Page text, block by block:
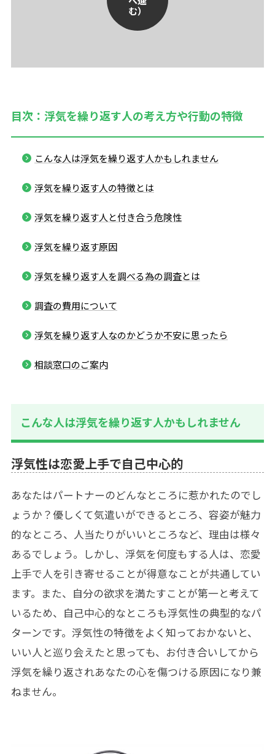
む）
目次：浮気を繰り返す人の考え方や行動の特徴
こんな人は浮気を繰り返す人かもしれません
浮気を繰り返す人の特徴とは
浮気を繰り返す人と付き合う危険性
浮気を繰り返す原因
浮気を繰り返す人を調べる為の調査とは
調査の費用について
浮気を繰り返す人なのかどうか不安に思ったら
相談窓口のご案内
こんな人は浮気を繰り返す人かもしれません
浮気性は恋愛上手で自己中心的
あなたはパートナーのどんなところに惹かれたのでし
ょうか？優しくて気遣いができるところ、容姿が魅力
的なところ、人当たりがいいところなど、理由は様々
あるでしょう。しかし、浮気を何度もする人は、恋愛
上手で人を引き寄せることが得意なことが共通してい
ます。また、自分の欲求を満たすことが第一と考えて
いるため、自己中心的なところも浮気性の典型的なパ
ターンです。浮気性の特徴をよく知っておかないと、
いい人と巡り会えたと思っても、お付き合いしてから
浮気を繰り返されあなたの心を傷つける原因になり兼
ねません。